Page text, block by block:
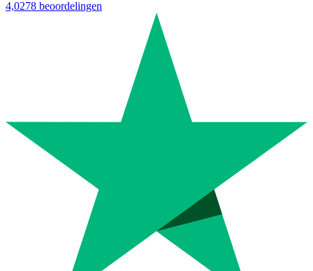
4,0278 beoordelingen